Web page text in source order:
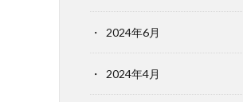
2024年6月
2024年4月